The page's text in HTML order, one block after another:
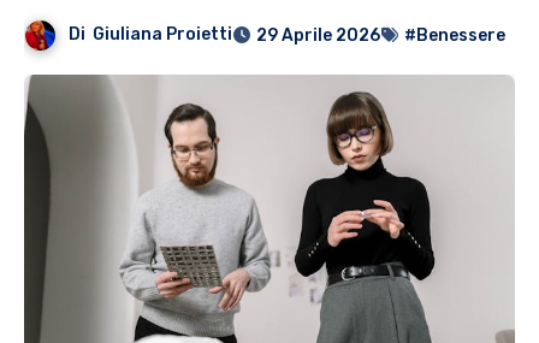
Di Giuliana Proietti 29 Aprile 2026 #Benessere